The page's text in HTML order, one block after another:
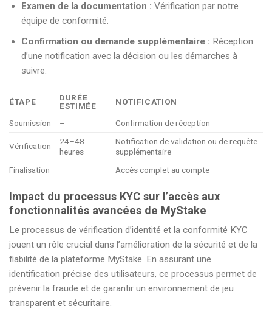
Examen de la documentation : Vérification par notre
équipe de conformité.
Confirmation ou demande supplémentaire : Réception
d’une notification avec la décision ou les démarches à
suivre.
ÉTAPE
DURÉE
ESTIMÉE
NOTIFICATION
Soumission – Confirmation de réception
Vérification
24–48
heures
Notification de validation ou de requête
supplémentaire
Finalisation
– Accès complet au compte
Impact du processus KYC sur l’accès aux
fonctionnalités avancées de MyStake
Le processus de vérification d’identité et la conformité KYC
jouent un rôle crucial dans l’amélioration de la sécurité et de la
fiabilité de la plateforme MyStake. En assurant une
identification précise des utilisateurs, ce processus permet de
prévenir la fraude et de garantir un environnement de jeu
transparent et sécuritaire.